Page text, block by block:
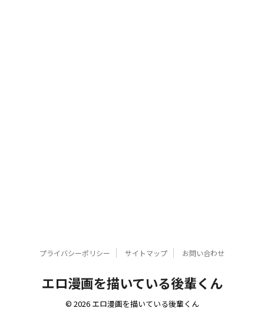
プライバシーポリシー サイトマップ お問い合わせ
エロ漫画を描いている後輩くん
© 2026 エロ漫画を描いている後輩くん